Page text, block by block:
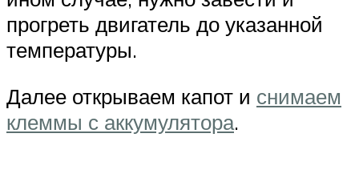
прогреть двигатель до указанной
температуры.
Далее открываем капот и снимаем
клеммы с аккумулятора.